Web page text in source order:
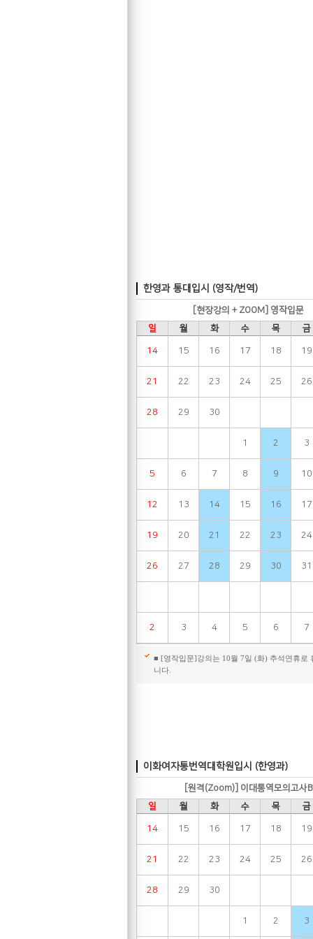
한영과 통대입시 (영작/번역)
[현장강의 + ZOOM] 영작입문
일
월 화 수 목 금
14 15 16 17 18 19
21 22 23 24 25 26
28 29 30
1 2 3
5 6 7 8 9 10
12 13 14 15 16 17
19 20 21 22 23 24
26 27 28 29 30 31
2 3 4 5 6 7
■ [영작입문]강의는 10월 7일 (화) 추석연휴로
니다.
이화여자통번역대학원입시 (한영과)
[원격(Zoom)] 이대통역모의고사B
일
월 화 수 목 금
14 15 16 17 18 19
21 22 23 24 25 26
28 29 30
1 2 3